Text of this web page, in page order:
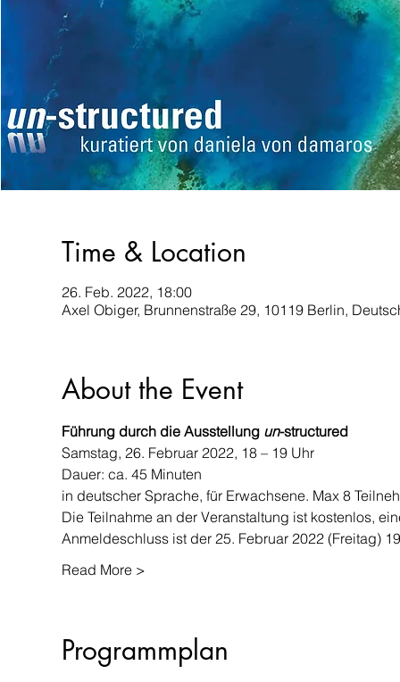
Time & Location
26. Feb. 2022, 18:00
Axel Obiger, Brunnenstraße 29, 10119 Berlin,
About the Event
Führung durch die Ausstellung un-structured
Samstag, 26. Februar 2022, 18 – 19 Uhr
Dauer: ca. 45 Minuten
in deutscher Sprache, für Erwachsene. Max 8
Die Teilnahme an der Veranstaltung ist kostenlos,
Anmeldeschluss ist der 25. Februar 2022 (Freitag)
Read More >
Programmplan